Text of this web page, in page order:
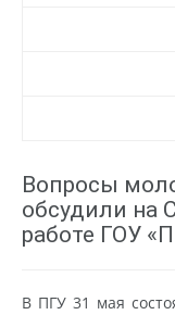
Вопросы
обсудили на
работе ГОУ
В ПГУ 31 мая